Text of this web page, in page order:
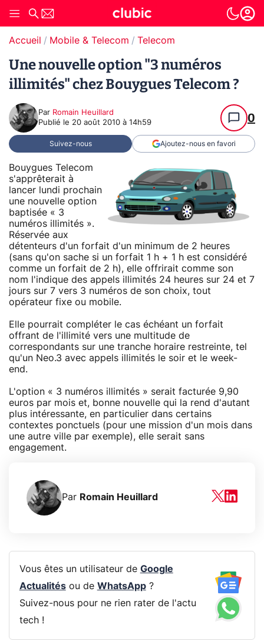
Accueil Mobile & Telecom Telecom
Une nouvelle option "3 numéros
illimités" chez Bouygues Telecom ?
Par Romain Heuillard
Publié le 20 août 2010 à 14h59 0
Suivez-nous Ajoutez-nous en favori
Bouygues Telecom
s'apprêterait à
lancer lundi prochain
une nouvelle option
baptisée « 3
numéros illimités ».
Réservée aux
détenteurs d'un forfait d'un minimum de 2 heures
(sans qu'on sache si un forfait 1 h + 1 h est considéré
comme un forfait de 2 h), elle offrirait comme son
nom l'indique des appels illimités 24 heures sur 24 et 7
jours sur 7 vers 3 numéros de son choix, tout
opérateur fixe ou mobile.
Elle pourrait compléter le cas échéant un forfait
offrant de l'illimité vers une multitude de
correspondants sur une tranche horaire restreinte, tel
qu'un Neo.3 avec appels illimités le soir et le week-
end.
L'option « 3 numéros illimités » serait facturée 9,90
euros par mois et, bonne nouvelle qui la rend d'autant
plus intéressante, en particulier dans certains
contextes ponctuels (pour une mission d'un mois dans
une autre ville par exemple), elle serait sans
engagement.
Par Romain Heuillard
Vous êtes un utilisateur de Google
Actualitésou de WhatsApp?
Suivez-nous pour ne rien rater de l'actu
tech !